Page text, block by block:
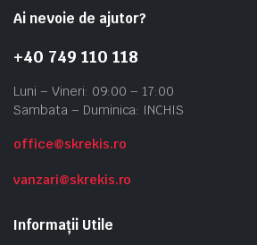
Ai nevoie de ajutor?
+40 749 110 118
Luni – Vineri: 09:00 – 17:00
Sambata – Duminica: INCHIS
office@skrekis.ro
vanzari@skrekis.ro
Informații Utile